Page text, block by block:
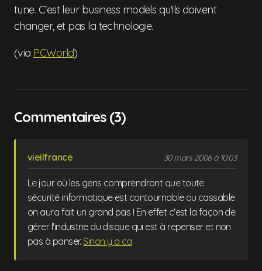
tune. C'est leur business models qu'ils doivent
changer, et pas la technologie.
(via PCWorld)
Commentaires (3)
vieilfrance 30 mars 2006 à 10:03
Le jour où les gens comprendront que toute
sécurité informatique est contournable ou cassable
on aura fait un grand pas ! En effet c'est la façon de
gérer l'industrie du disque qui est à repenser et non
pas à panser.Sinon y a ca